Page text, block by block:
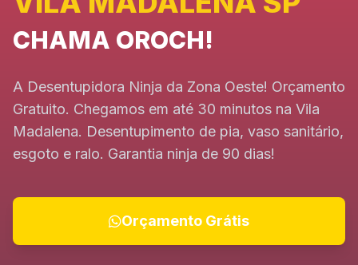
CHAMA OROCH!
A Desentupidora Ninja da Zona Oeste! Orçamento
Gratuito. Chegamos em até 30 minutos na Vila
Madalena. Desentupimento de pia, vaso sanitário,
esgoto e ralo. Garantia ninja de 90 dias!
Orçamento Grátis